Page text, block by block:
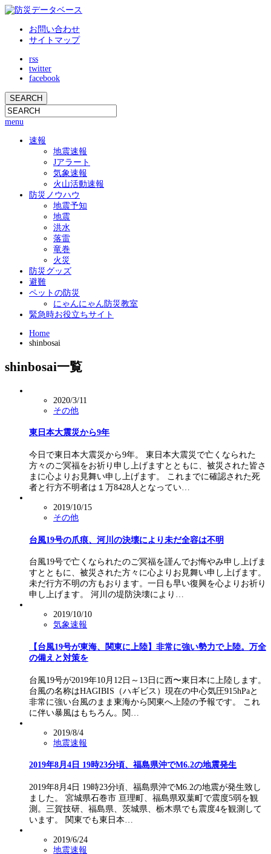
お問い合わせ
サイトマップ
rss
twitter
facebook
menu
速報
地震速報
Jアラート
気象速報
火山活動速報
防災ノウハウ
地震予知
地震
洪水
落雷
竜巻
火災
防災グッズ
避難
ペットの防災
にゃんにゃん防災教室
緊急時お役立ちサイト
Home
shinbosai
shinbosai一覧
2020/3/11
その他
東日本大震災から9年
今日で東日本大震災から9年。 東日本大震災で亡くなられた
方々のご冥福をお祈り申し上げますとともに、被災された皆さ
まに心よりお見舞い申し上げます。 これまでに確認された死
者と行方不明者は１万8428人となってい…
2019/10/15
その他
台風19号の爪痕、河川の決壊により未だ全容は不明
台風19号で亡くなられたのご冥福を謹んでお悔やみ申し上げま
すとともに、被災された方々に心よりお見舞い申し上げます。
未だ行方不明の方もおります。一日も早い復興を心よりお祈り
申し上げます。 河川の堤防決壊により…
2019/10/10
気象速報
【台風19号が東海、関東に上陸】非常に強い勢力で上陸。万全
の備えと対策を
台風19号が2019年10月12日～13日に西〜東日本に上陸します。
台風の名称はHAGIBIS（ハギビス）現在の中心気圧915hPaと
非常に強い台風のまま東海から関東へ上陸の予報です。 これ
に伴い暴風はもちろん。関…
2019/8/4
地震速報
2019年8月4日 19時23分頃、福島県沖でM6.2の地震発生
2019年8月4日 19時23分頃、福島県沖でM6.2の地震が発生致し
ました。 宮城県石巻市 亘理町、福島県双葉町で震度5弱を観
測。三賀技研、福島県、茨城県、栃木県でも震度4を観測して
います。 関東でも東日本…
2019/6/24
地震速報